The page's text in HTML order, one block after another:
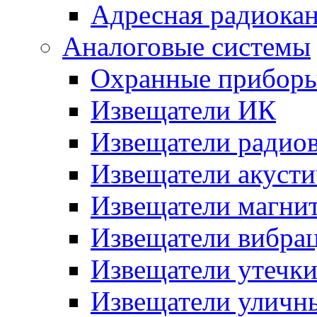
Адресная
Аналоговые системы
Охранные
Извещатели ИК
Извещатели
Извещатели
Извещатели
Извещатели
Извещатели утечки
Извещатели